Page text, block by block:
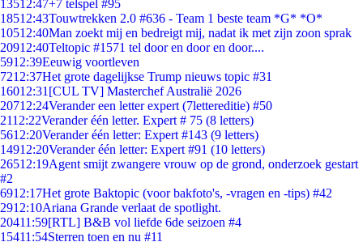
13512:47+7 telspel #95
18512:43Touwtrekken 2.0 #636 - Team 1 beste team *G* *O*
10512:40Man zoekt mij en bedreigt mij, nadat ik met zijn zoon sprak
20912:40Teltopic #1571 tel door en door en door....
5912:39Eeuwig voortleven
7212:37Het grote dagelijkse Trump nieuws topic #31
16012:31 [CUL TV] Masterchef Australië 2026
20712:24Verander een letter expert (7lettereditie) #50
2112:22Verander één letter. Expert # 75 (8 letters)
5612:20Verander één letter: Expert #143 (9 letters)
14912:20Verander één letter: Expert #91 (10 letters)
26512:19Agent smijt zwangere vrouw op de grond, onderzoek gestart
#2
6912:17Het grote Baktopic (voor bakfoto's, -vragen en -tips) #42
2912:10Ariana Grande verlaat de spotlight.
20411:59[RTL] B&B vol liefde 6de seizoen #4
15411:54Sterren toen en nu #11